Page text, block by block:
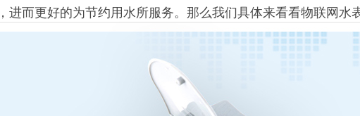
而更好的为节约用水所服务。那么我们具体来看看物联网水